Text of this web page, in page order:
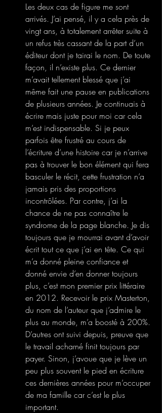
Les deux cas de figure me sont
arrivés. J’ai pensé, il y a cela près de
vingt ans, à totalement arrêter suite à
un refus très cassant de la part d’un
éditeur dont je tairai le nom. De toute
façon, il n’existe plus. Ce dernier
m’avait tellement blessé que j’ai
même fait une pause en publications
de plusieurs années. Je continuais à
écrire mais juste pour moi car cela
m’est indispensable. Si je peux
parfois être frustré au cours de
l’écriture d’une histoire car je n’arrive
pas à trouver le bon élément qui fera
basculer le récit, cette frustration n’a
jamais pris des proportions
incontrôlées. Par contre, j’ai la
chance de ne pas connaître le
syndrome de la page blanche. Je dis
toujours que je mourrai avant d’avoir
écrit tout ce que j’ai en tête. Ce qui
m’a donné pleine confiance et
donné envie d’en donner toujours
plus, c’est mon premier prix littéraire
en 2012. Recevoir le prix Masterton,
du nom de l’auteur que j’admire le
plus au monde, m’a boosté à 200%.
D’autres ont suivi depuis, preuve que
le travail acharné finit toujours par
payer. Sinon, j’avoue que je lève un
peu plus souvent le pied en écriture
ces dernières années pour m’occuper
de ma famille car c’est le plus
important.